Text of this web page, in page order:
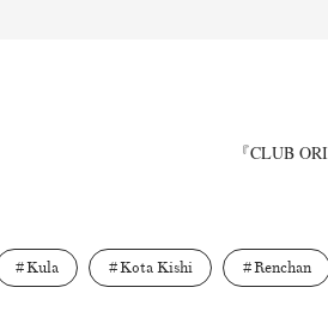
『CLUB
Kula Kota Kishi Renchan